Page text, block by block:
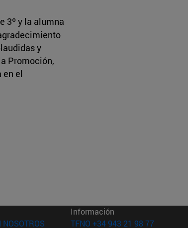
3º y la alumna
y
Promoción,
en el
(abre en nueva ventana)
Información
TFNO +34 943 21 98 77